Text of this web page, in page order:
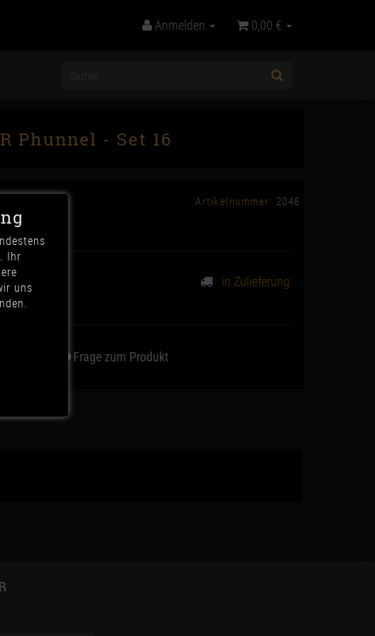
Anmelden 0,00 €
Phunnel - Set 16
Artikelnummer: 2048
in Zulieferung
Frage zum Produkt
Ihr
uns